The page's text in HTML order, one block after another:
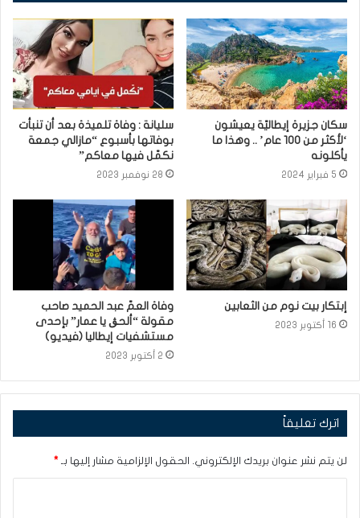
سكان جزيرة إيطاليّة يعيشون
‘لأكثر من 100 عام’ .. وهذا ما
يأكلونه
5 فبراير 2024
سليانة : وفاة تلميذة بعد أن تنبأت
بوفاتها بأسبوع “مازالي جمعة
نكمّل فيها معاكم”
28 نوفمبر 2023
إبتكار بيت نوم من الثعابين
16 أكتوبر 2023
وفاة العمّ عبد الحميد صاحب
مقولة “ألحڨ يا عمار” بإحدى
مستشفيات إيطاليا (فيديو)
2 أكتوبر 2023
اترك تعليقاً
لن يتم نشر عنوان بريدك الإلكتروني. الحقول الإلزامية مشار إليها بـ *